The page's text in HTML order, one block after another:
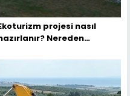
projesi nasıl
Nereden